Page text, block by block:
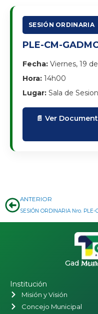
SESIÓN ORDINARIA
PLE-CM-
Fecha: Viernes, 19
Hora: 14h00
Lugar: Sala de
📄 Ver
Prev
ANTERIOR
Gad
Institución
Misión y Visión
Concejo Municipal